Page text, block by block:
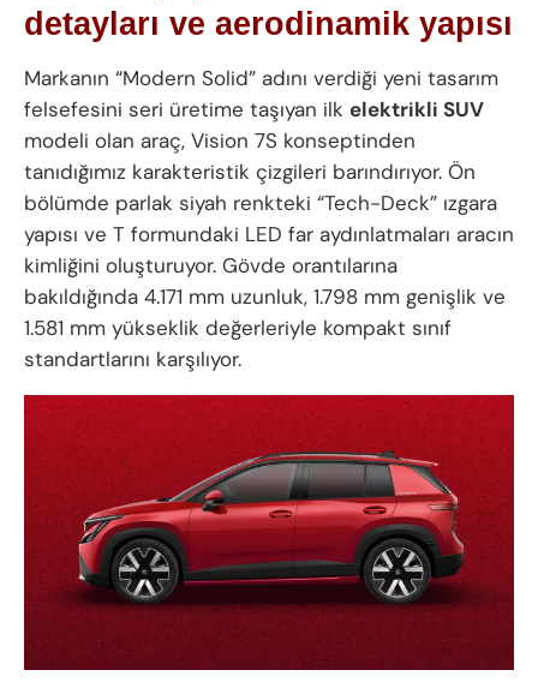
detayları ve aerodinamik yapısı
Markanın “Modern Solid” adını verdiği yeni tasarım
felsefesini seri üretime taşıyan ilk elektrikli SUV
modeli olan araç, Vision 7S konseptinden
tanıdığımız karakteristik çizgileri barındırıyor. Ön
bölümde parlak siyah renkteki “Tech-Deck” ızgara
yapısı ve T formundaki LED far aydınlatmaları aracın
kimliğini oluşturuyor. Gövde orantılarına
bakıldığında 4.171 mm uzunluk, 1.798 mm genişlik ve
1.581 mm yükseklik değerleriyle kompakt sınıf
standartlarını karşılıyor.